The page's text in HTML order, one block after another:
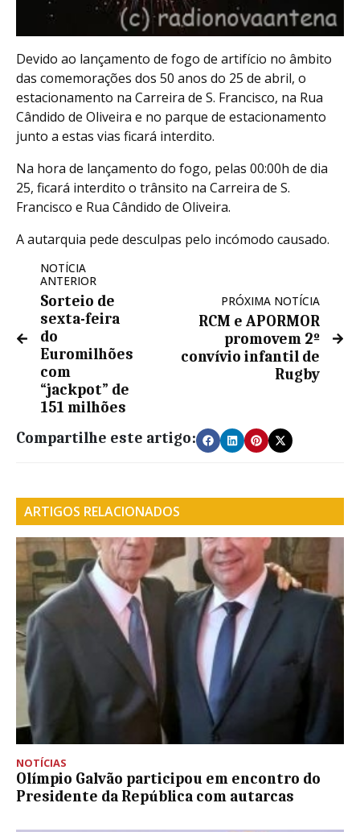
Devido ao lançamento de fogo de artifício no âmbito
das comemorações dos 50 anos do 25 de abril, o
estacionamento na Carreira de S. Francisco, na Rua
Cândido de Oliveira e no parque de estacionamento
junto a estas vias ficará interdito.
Na hora de lançamento do fogo, pelas 00:00h de dia
25, ficará interdito o trânsito na Carreira de S.
Francisco e Rua Cândido de Oliveira.
A autarquia pede desculpas pelo incómodo causado.
NOTÍCIA
ANTERIOR
Sorteio de
sexta-feira
do
Euromilhões
com
“jackpot” de
151 milhões
PRÓXIMA NOTÍCIA
RCM e APORMOR
promovem 2º
convívio infantil de
Rugby
Compartilhe este artigo:
ARTIGOS RELACIONADOS
NOTÍCIAS
Olímpio Galvão participou em encontro do
Presidente da República com autarcas